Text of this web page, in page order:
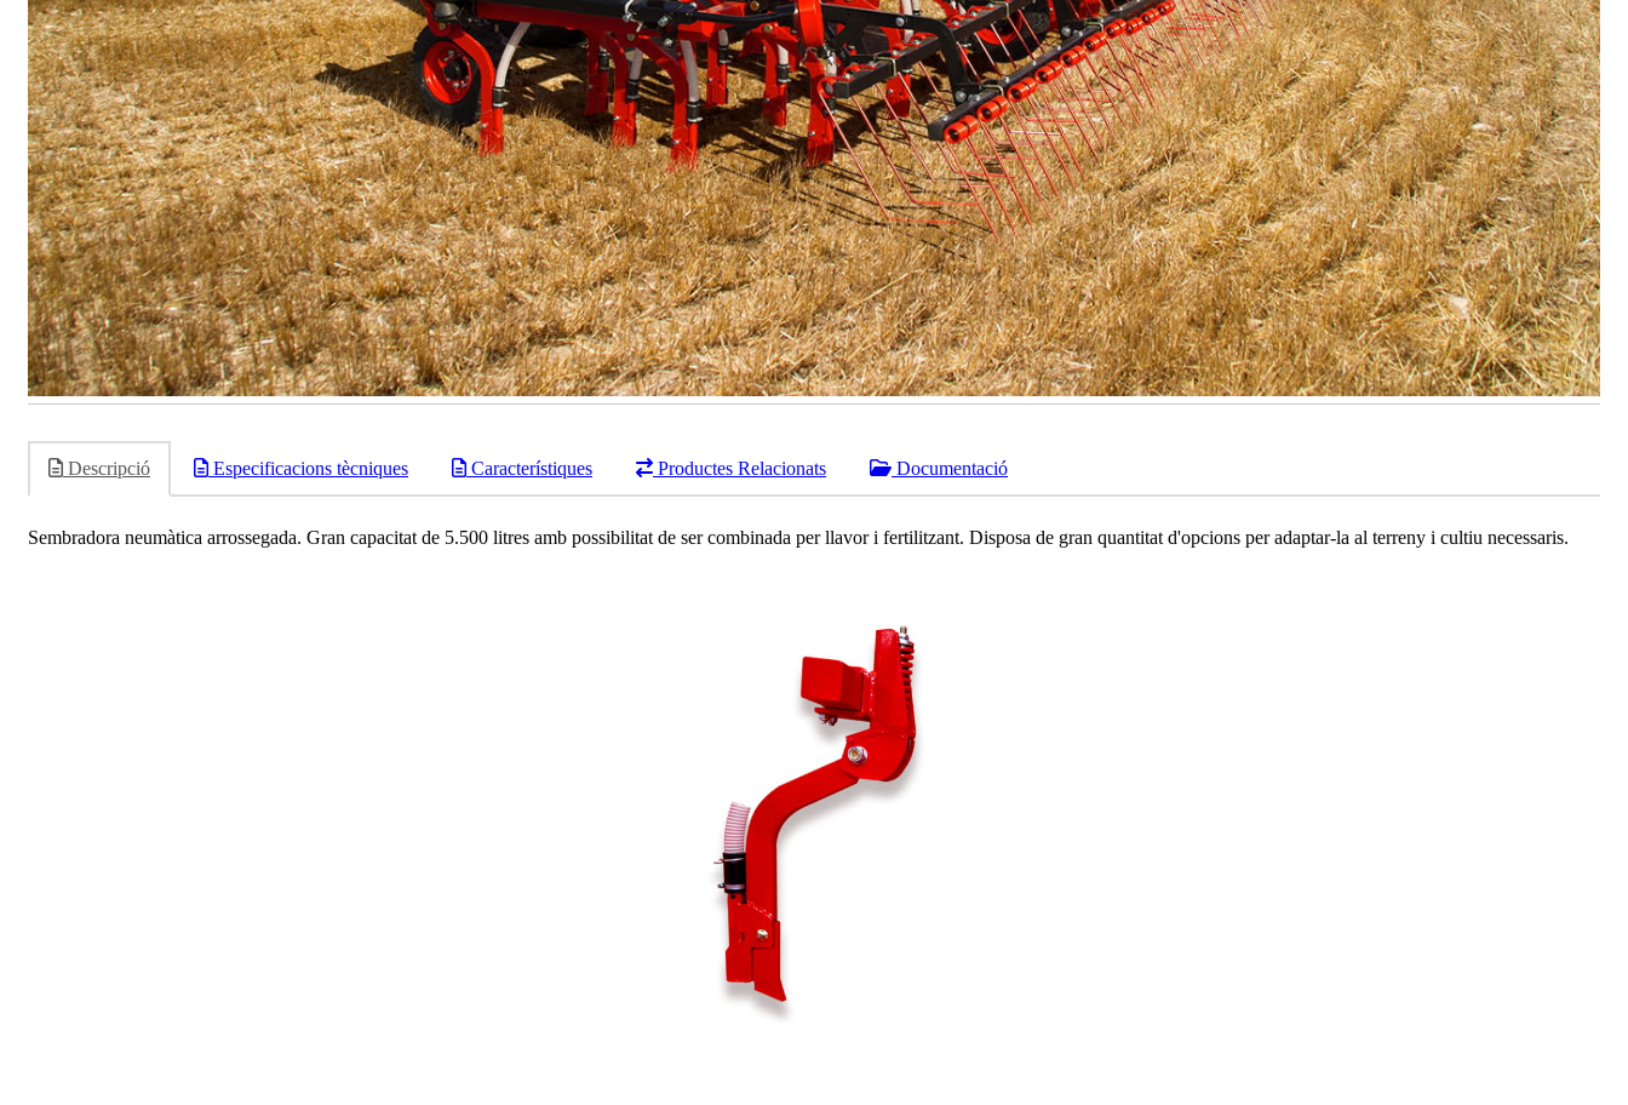
Descripció Especificacions tècniques Característiques Productes Relacionats Documentació
Sembradora neumàtica arrossegada. Gran capacitat de 5.500 litres amb possibilitat de ser combinada per llavor i fertilitzant. Disposa de gran quantitat d'opcions per adaptar-la al terreny i cultiu necessaris.